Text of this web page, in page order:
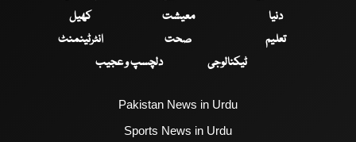
دنیا
معیشت
کھیل
تعلیم
صحت
انٹرٹینمنٹ
ٹیکنالوجی
دلچسپ و عجیب
Pakistan News in Urdu
Sports News in Urdu